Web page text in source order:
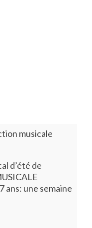
musicale
d’été de
ans: une semaine